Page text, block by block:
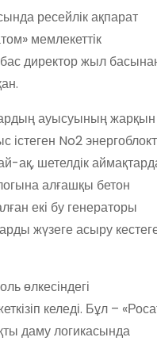
ресейлік ақпарат
мемлекеттік
бас директор жыл
ауысуының жарқын
No2
ақ, шетелдік
алғашқы бетон
екі бу генераторы
жүзеге асыру
өлкесіндегі
келеді. Бұл –
даму логикасында